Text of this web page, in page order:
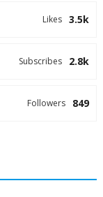
3.5k
Likes
2.8k
Subscribes
849
Followers